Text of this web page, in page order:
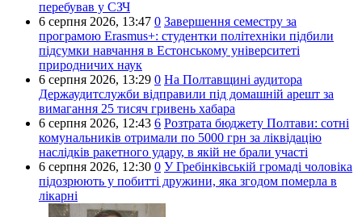
перебував у СЗЧ
6 серпня 2026, 13:47 0 Завершення семестру за
програмою Erasmus+: студентки політехніки підбили
підсумки навчання в Естонському університеті
природничих наук
6 серпня 2026, 13:29 0 На Полтавщині аудитора
Держаудитслужби відправили під домашній арешт за
вимагання 25 тисяч гривень хабара
6 серпня 2026, 12:43 6 Розтрата бюджету Полтави: сотні
комунальників отримали по 5000 грн за ліквідацію
наслідків ракетного удару, в якій не брали участі
6 серпня 2026, 12:30 0 У Гребінківській громаді чоловіка
підозрюють у побитті дружини, яка згодом померла в
лікарні